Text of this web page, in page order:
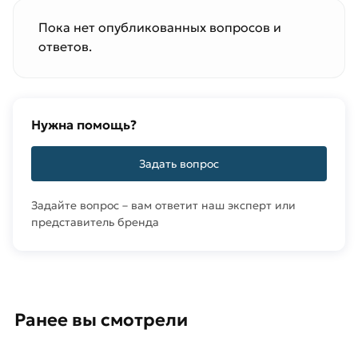
Пока нет опубликованных вопросов и
ответов.
Нужна помощь?
Задать вопрос
Задайте вопрос – вам ответит наш эксперт или
представитель бренда
Ранее вы смотрели